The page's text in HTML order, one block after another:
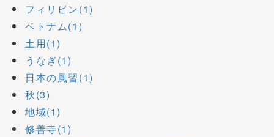
フィリピン(1)
ベトナム(1)
土用(1)
うなぎ(1)
日本の風習(1)
秋(3)
地域(1)
修善寺(1)